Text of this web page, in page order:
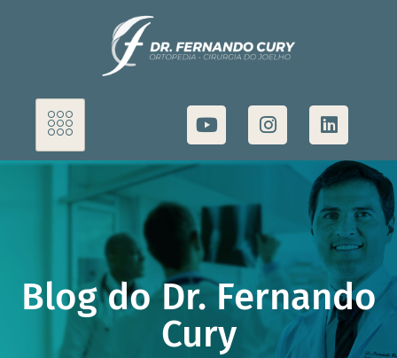
Blog do Dr. Fernando
Cury